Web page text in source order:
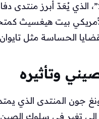
الذي يُعَدّ أبرز منتدى
بيت هيغسيث
الحساسة مثل
وتأثيره
جون المنتدى الذي يمتد
إلى تغير في سلوك